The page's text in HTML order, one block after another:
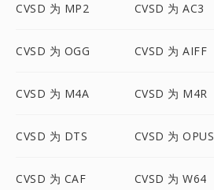
CVSD 为 MP2 CVSD 为 AC3
CVSD 为 OGG CVSD 为 AIFF
CVSD 为 M4A CVSD 为 M4R
CVSD 为 DTS CVSD 为 OPUS
CVSD 为 CAF CVSD 为 W64